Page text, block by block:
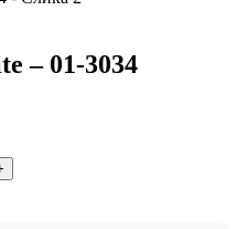
– 01-3034